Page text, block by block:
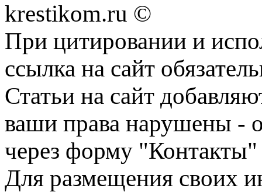
krestikom.ru ©
При цитировании и
ссылка на сайт
Статьи на сайт
ваши права нарушены -
через форму "Контакты"
Для размещения своих